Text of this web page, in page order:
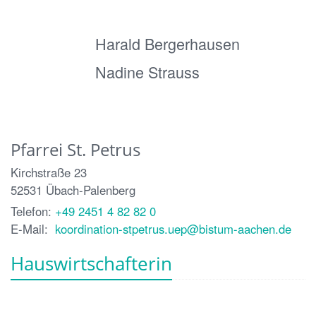
Harald Bergerhausen
Nadine Strauss
Pfarrei St. Petrus
Kirchstraße 23
52531 Übach-Palenberg
Telefon: +49 2451 4 82 82 0
E-Mail: koordination-stpetrus.uep@bistum-aachen.de
Hauswirtschafterin